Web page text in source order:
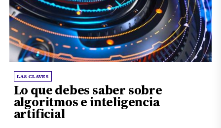
LAS CLAVES
Lo que debes saber sobre
algoritmos e inteligencia
artificial